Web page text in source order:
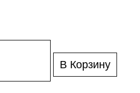
В Корзину